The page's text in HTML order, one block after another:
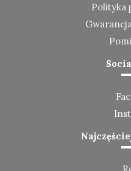
Polityka